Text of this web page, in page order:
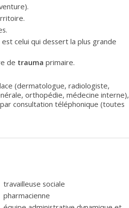
celui qui dessert la plus grande
de trauma primaire.
(dermatologue, radiologiste,
orthopédie, médecine interne),
consultation téléphonique (toutes
travailleuse sociale
pharmacienne